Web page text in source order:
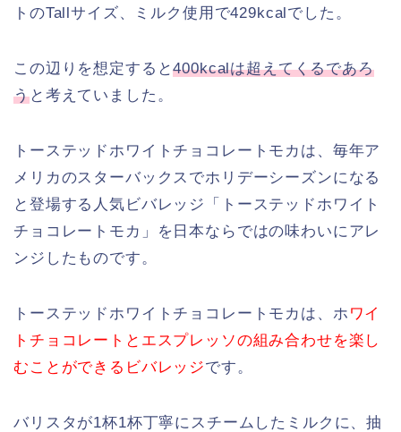
トのTallサイズ、ミルク使用で429kcalでした。
この辺りを想定すると400kcalは超えてくるであろ
うと考えていました。
トーステッドホワイトチョコレートモカは、毎年ア
メリカのスターバックスでホリデーシーズンになる
と登場する人気ビバレッジ「トーステッドホワイト
チョコレートモカ」を日本ならではの味わいにアレ
ンジしたものです。
トーステッドホワイトチョコレートモカは、ホ ワイ
トチョコレートとエスプレッソの組み合わせを楽し
むことができるビバレッジです。
バリスタが1杯1杯丁寧にスチームしたミルクに、抽